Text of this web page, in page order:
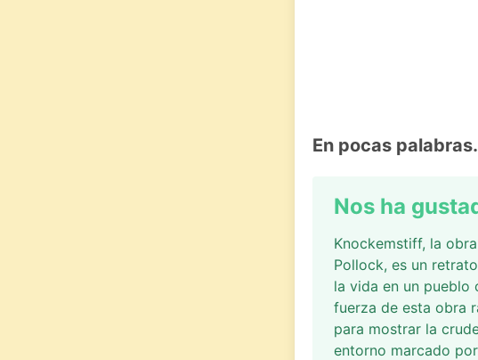
En pocas
Nos ha
Knockemstiff, la
Pollock, es un
la vida en un pueblo
fuerza de esta obra
para mostrar la
entorno marcado